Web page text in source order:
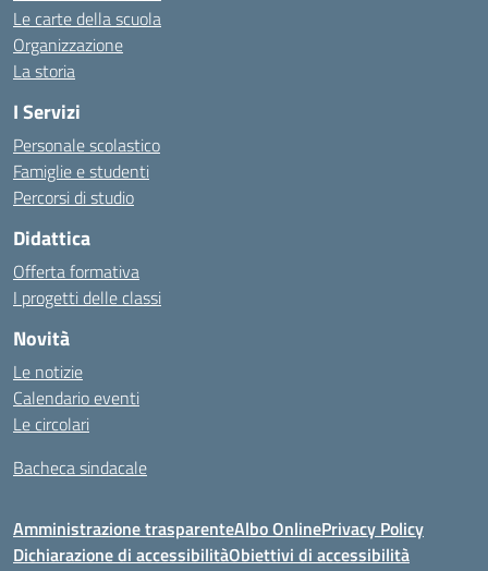
Le carte della scuola
Organizzazione
La storia
I Servizi
Personale scolastico
Famiglie e studenti
Percorsi di studio
Didattica
Offerta formativa
I progetti delle classi
Novità
Le notizie
Calendario eventi
Le circolari
Bacheca sindacale
Amministrazione trasparenteAlbo OnlinePrivacy Policy
Dichiarazione di accessibilitàObiettivi di accessibilità